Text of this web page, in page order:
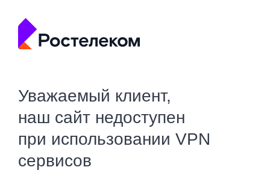
Уважаемый клиент,
наш сайт недоступен
при использовании VPN
сервисов